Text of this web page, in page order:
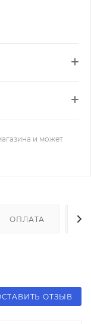
и может
ОПЛАТА
ОТЗЫВ